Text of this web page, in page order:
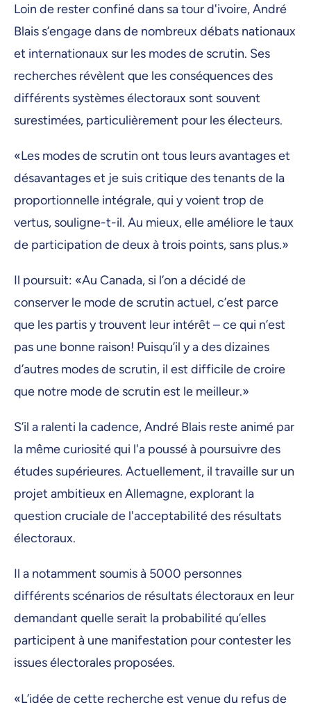
Loin de rester confiné dans sa tour d'ivoire, André
Blais s’engage dans de nombreux débats nationaux
et internationaux sur les modes de scrutin. Ses
recherches révèlent que les conséquences des
différents systèmes électoraux sont souvent
surestimées, particulièrement pour les électeurs.
«Les modes de scrutin ont tous leurs avantages et
désavantages et je suis critique des tenants de la
proportionnelle intégrale, qui y voient trop de
vertus, souligne-t-il. Au mieux, elle améliore le taux
de participation de deux à trois points, sans plus.»
Il poursuit: «Au Canada, si l’on a décidé de
conserver le mode de scrutin actuel, c’est parce
que les partis y trouvent leur intérêt – ce qui n’est
pas une bonne raison! Puisqu’il y a des dizaines
d’autres modes de scrutin, il est difficile de croire
que notre mode de scrutin est le meilleur.»
S’il a ralenti la cadence, André Blais reste animé par
la même curiosité qui l'a poussé à poursuivre des
études supérieures. Actuellement, il travaille sur un
projet ambitieux en Allemagne, explorant la
question cruciale de l'acceptabilité des résultats
électoraux.
Il a notamment soumis à 5000 personnes
différents scénarios de résultats électoraux en leur
demandant quelle serait la probabilité qu’elles
participent à une manifestation pour contester les
issues électorales proposées.
«L’idée de cette recherche est venue du refus de